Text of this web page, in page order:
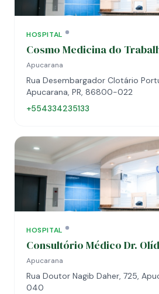
HOSPITAL
Cosmo Medicina do
Apucarana
Rua Desembargador Clotário
Apucarana, PR, 86800-022
+554334235133
HOSPITAL
Consultório Médico Dr.
Apucarana
Rua Doutor Nagib Daher, 725,
040